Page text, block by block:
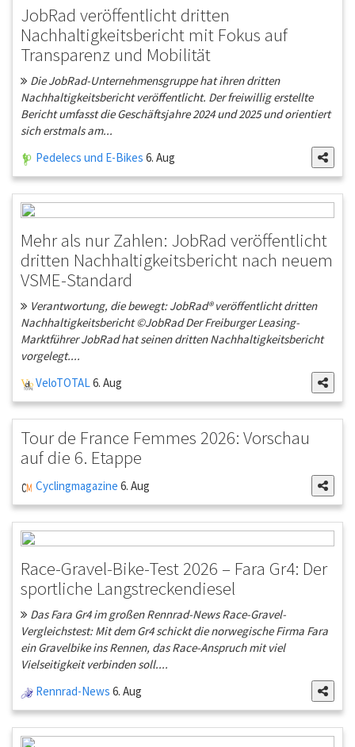
JobRad veröffentlicht dritten
Nachhaltigkeitsbericht mit Fokus auf
Transparenz und Mobilität
Die JobRad-Unternehmensgruppe hat ihren dritten
Nachhaltigkeitsbericht veröffentlicht. Der freiwillig erstellte
Bericht umfasst die Geschäftsjahre 2024 und 2025 und orientiert
sich erstmals am...
Pedelecs und E-Bikes 6. Aug
Mehr als nur Zahlen: JobRad veröffentlicht
dritten Nachhaltigkeitsbericht nach neuem
VSME-Standard
Verantwortung, die bewegt: JobRad® veröffentlicht dritten
Nachhaltigkeitsbericht ©JobRad Der Freiburger Leasing-
Marktführer JobRad hat seinen dritten Nachhaltigkeitsbericht
vorgelegt....
VeloTOTAL6. Aug
Tour de France Femmes 2026: Vorschau
auf die 6. Etappe
Cyclingmagazine 6. Aug
Race-Gravel-Bike-Test 2026 – Fara Gr4: Der
sportliche Langstreckendiesel
Das Fara Gr4 im großen Rennrad-News Race-Gravel-
Vergleichstest: Mit dem Gr4 schickt die norwegische Firma Fara
ein Gravelbike ins Rennen, das Race-Anspruch mit viel
Vielseitigkeit verbinden soll....
Rennrad-News 6. Aug